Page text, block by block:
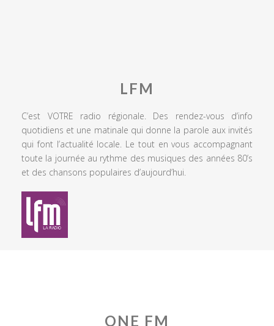
LFM
C’est VOTRE radio régionale. Des rendez-vous d’info
quotidiens et une matinale qui donne la parole aux invités
qui font l’actualité locale. Le tout en vous accompagnant
toute la journée au rythme des musiques des années 80’s
et des chansons populaires d’aujourd’hui.
ONE FM